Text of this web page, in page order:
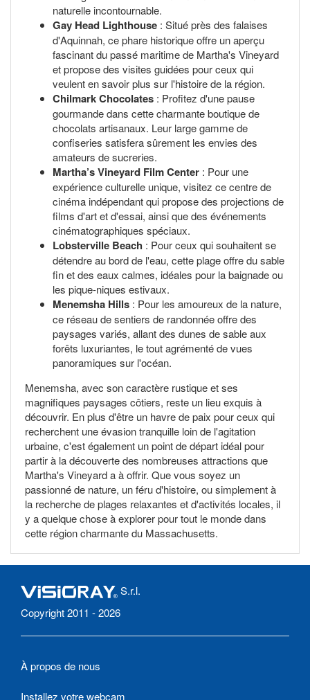
naturelle incontournable.
Gay Head Lighthouse : Situé près des falaises
d'Aquinnah, ce phare historique offre un aperçu
fascinant du passé maritime de Martha's Vineyard
et propose des visites guidées pour ceux qui
veulent en savoir plus sur l'histoire de la région.
Chilmark Chocolates : Profitez d'une pause
gourmande dans cette charmante boutique de
chocolats artisanaux. Leur large gamme de
confiseries satisfera sûrement les envies des
amateurs de sucreries.
Martha’s Vineyard Film Center : Pour une
expérience culturelle unique, visitez ce centre de
cinéma indépendant qui propose des projections de
films d'art et d'essai, ainsi que des événements
cinématographiques spéciaux.
Lobsterville Beach : Pour ceux qui souhaitent se
détendre au bord de l'eau, cette plage offre du sable
fin et des eaux calmes, idéales pour la baignade ou
les pique-niques estivaux.
Menemsha Hills : Pour les amoureux de la nature,
ce réseau de sentiers de randonnée offre des
paysages variés, allant des dunes de sable aux
forêts luxuriantes, le tout agrémenté de vues
panoramiques sur l'océan.
Menemsha, avec son caractère rustique et ses
magnifiques paysages côtiers, reste un lieu exquis à
découvrir. En plus d'être un havre de paix pour ceux qui
recherchent une évasion tranquille loin de l'agitation
urbaine, c'est également un point de départ idéal pour
partir à la découverte des nombreuses attractions que
Martha's Vineyard a à offrir. Que vous soyez un
passionné de nature, un féru d'histoire, ou simplement à
la recherche de plages relaxantes et d'activités locales, il
y a quelque chose à explorer pour tout le monde dans
cette région charmante du Massachusetts.
S.r.l.
Copyright 2011 - 2026
À propos de nous
Installez votre webcam